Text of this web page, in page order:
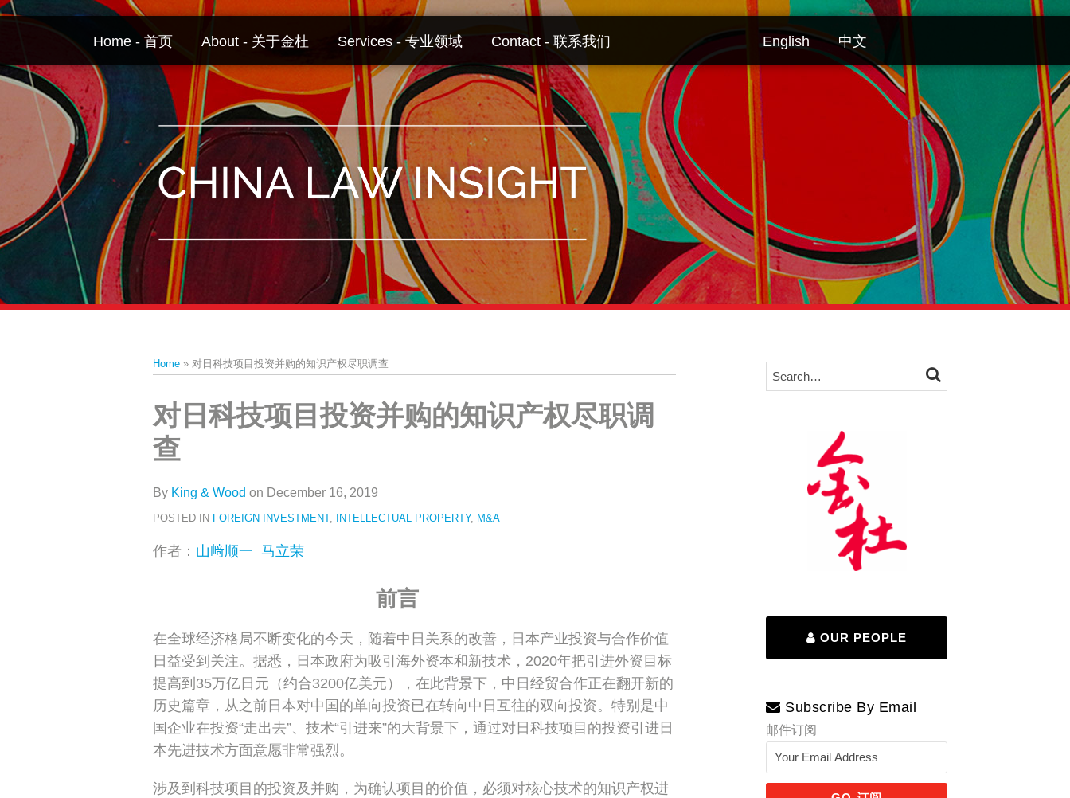
Skip
Home - 首页 About - 关于金杜 Services - 专业领域 Contact - 联系我们 English 中文
Home » 对日科技项目投资并购的知识产权尽职调查
对日科技项目投资并购的知识产权尽职调
查
By King & Wood on December 16, 2019
POSTED IN FOREIGN INVESTMENT, INTELLECTUAL PROPERTY, M&A
作者： 山﨑顺一 马立荣
前言
在全球经济格局不断变化的今天，随着中日关系的改善，日本产业投资与合作价值
日益受到关注。据悉，日本政府为吸引海外资本和新技术，2020年把引进外资目标
提高到35万亿日元（约合3200亿美元），在此背景下，中日经贸合作正在翻开新的
历史篇章，从之前日本对中国的单向投资已在转向中日互往的双向投资。特别是中
国企业在投资“走出去”、技术“引进来”的大背景下，通过对日科技项目的投资引进日
本先进技术方面意愿非常强烈。
涉及到科技项目的投资及并购，为确认项目的价值，必须对核心技术的知识产权进
Print:
Email
this
post
Tweet
this
post
Like
this
post
Share
this
post
LinkedIn
Search… SEARCH
OUR PEOPLE
Subscribe By Email
邮件订阅